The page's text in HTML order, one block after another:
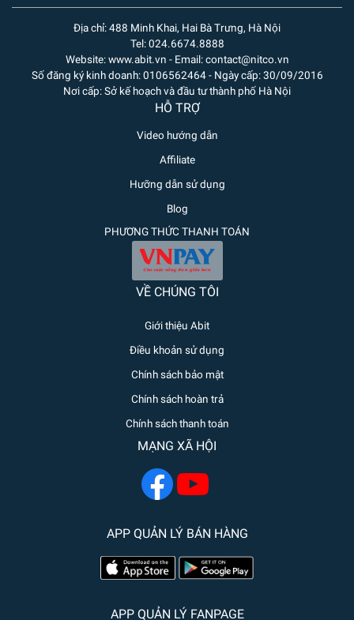
Địa chỉ: 488 Minh Khai, Hai Bà Trưng, Hà Nội
Tel: 024.6674.8888
Website: www.abit.vn - Email: contact@nitco.vn
Số đăng ký kinh doanh: 0106562464 - Ngày cấp: 30/09/2016
Nơi cấp: Sở kế hoạch và đầu tư thành phố Hà Nội
HỖ TRỢ
Video hướng dẫn
Affiliate
Hưỡng dẫn sử dụng
Blog
PHƯƠNG THỨC THANH TOÁN
VỀ CHÚNG TÔI
Giới thiệu Abit
Điều khoản sử dụng
Chính sách bảo mật
Chính sách hoàn trả
Chính sách thanh toán
MẠNG XÃ HỘI
APP QUẢN LÝ BÁN HÀNG
APP QUẢN LÝ FANPAGE